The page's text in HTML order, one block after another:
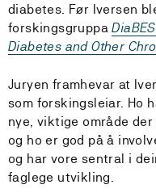
diabetes. Før Iversen
forskingsgruppa
Diabetes and Other
Juryen framhevar at
som forskingsleiar. Ho
nye, viktige område
og ho er god på å
og har vore sentral i
faglege utvikling.